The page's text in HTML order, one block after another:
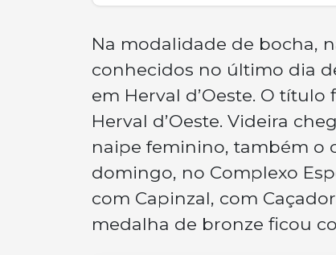
Na modalidade de bocha,
conhecidos no último dia
em Herval d’Oeste. O
Herval d’Oeste. Videira
naipe feminino, também o
domingo, no Complexo
com Capinzal, com
medalha de bronze ficou